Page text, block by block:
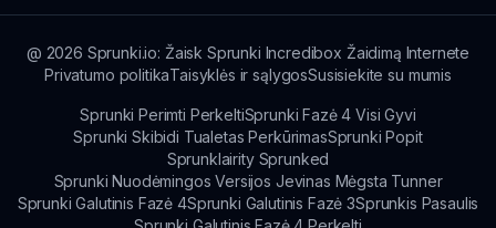
@ 2026 Sprunki.io: Žaisk Sprunki Incredibox Žaidimą Internete
Privatumo politikaTaisyklės ir sąlygosSusisiekite su mumis
Sprunki Perimti PerkeltiSprunki Fazė 4 Visi Gyvi
Sprunki Skibidi Tualetas PerkūrimasSprunki Popit
Sprunklairity Sprunked
Sprunki Nuodėmingos Versijos Jevinas Mėgsta Tunner
Sprunki Galutinis Fazė 4Sprunki Galutinis Fazė 3Sprunkis Pasaulis